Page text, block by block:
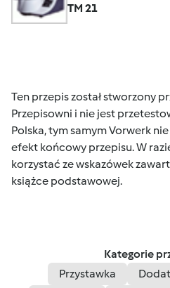
TM 21
Ten przepis został stworzony
Przepisowni i nie jest
Polska, tym samym Vorwerk
efekt końcowy przepisu. W
korzystać ze wskazówek
książce podstawowej.
Kategorie
Przystawka